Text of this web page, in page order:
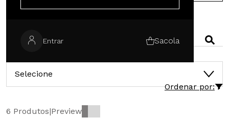
Entrar Sacola
Selecione
Ordenar por:
6 Produtos|Preview